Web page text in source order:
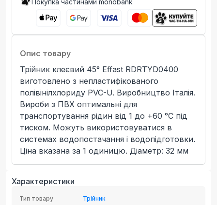
Покупка частинами monobank
Опис товару
Трійник клеєвий 45° Effast RDRTYD0400
виготовлено з непластифікованого
полівінілхлориду PVC-U. Виробництво Італія.
Вироби з ПВХ оптимальні для
транспортування рідин від 1 до +60 °C під
тиском. Можуть використовуватися в
системах водопостачання і водопідготовки.
Ціна вказана за 1 одиницю. Діаметр: 32 мм
Характеристики
Тип товару Трійник